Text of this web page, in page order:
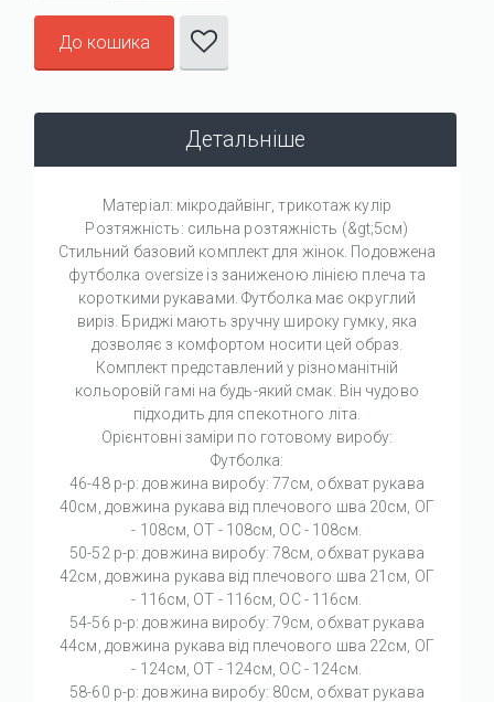
До кошика
Детальніше
Матеріал: мікродайвінг, трикотаж кулір
Розтяжність: сильна розтяжність (&gt;5см)
Стильний базовий комплект для жінок. Подовжена
футболка oversize із заниженою лінією плеча та
короткими рукавами. Футболка має округлий
виріз. Бриджі мають зручну широку гумку, яка
дозволяє з комфортом носити цей образ.
Комплект представлений у різноманітній
кольоровій гамі на будь-який смак. Він чудово
підходить для спекотного літа.
Орієнтовні заміри по готовому виробу:
Футболка:
46-48 р-р: довжина виробу: 77см, обхват рукава
40см, довжина рукава від плечового шва 20см, ОГ
- 108см, ОТ - 108см, ОС - 108см.
50-52 р-р: довжина виробу: 78см, обхват рукава
42см, довжина рукава від плечового шва 21см, ОГ
- 116см, ОТ - 116см, ОС - 116см.
54-56 р-р: довжина виробу: 79см, обхват рукава
44см, довжина рукава від плечового шва 22см, ОГ
- 124см, ОТ - 124см, ОС - 124см.
58-60 р-р: довжина виробу: 80см, обхват рукава